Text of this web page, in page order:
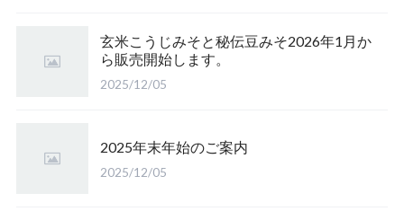
玄米こうじみそと秘伝豆みそ2026年1月か
ら販売開始します。
2025/12/05
2025年末年始のご案内
2025/12/05